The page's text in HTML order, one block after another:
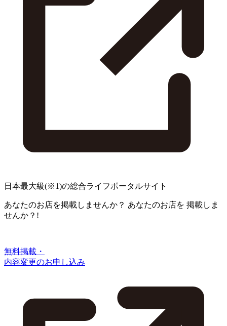
日本最大級(※1)の総合ライフポータルサイト
あなたのお店を掲載しませんか？ あなたのお店を 掲載しま
せんか？!
無料掲載・
内容変更のお申し込み